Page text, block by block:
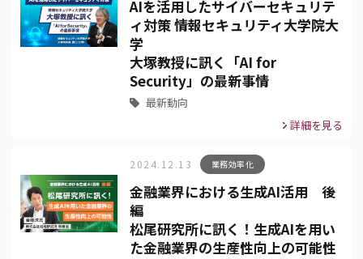
AIを活用したサイバーセキュリテ
ィ対策 情報セキュリティ大学院大
学
大塚教授に訊く「AI for
Security」の最新事情
最新動向
詳細を見る
2024.12.13 業務効率化
金融業界における生成AI活用 後
編
松尾研究所に訊く！生成AIを用い
た金融業界の生産性向上の可能性